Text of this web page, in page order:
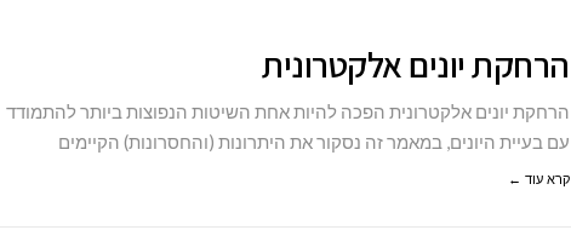
יונים
הרחקת יונים אלקטרונית
הרחקת יונים אלקטרונית הפכה להיות אחת השיטות הנפוצות ביותר להתמודד
עם בעיית היונים, במאמר זה נסקור את היתרונות (והחסרונות) הקיימים
קרא עוד ←